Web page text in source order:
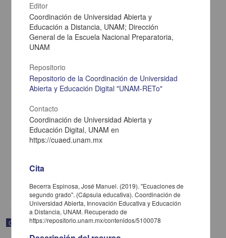
Sistemas de desigualdades
Becerra Espinosa, José Manuel - Coordinación de Universidad
Abierta y Educación a Distancia, UNAM; Dirección General de la
Multidisciplina
Objeto de aprendizaje
Editor
Coordinación de Universidad Abierta y
Educación a Distancia, UNAM; Dirección
General de la Escuela Nacional Preparatoria,
UNAM
Repositorio
Repositorio de la Coordinación de Universidad
Abierta y Educación Digital "UNAM-RETo"
Contacto
Coordinación de Universidad Abierta y
Educación Digital, UNAM en
https://cuaed.unam.mx
Cita
Becerra Espinosa, José Manuel. (2019). "Ecuaciones de
segundo grado". (Cápsula educativa). Coordinación de
Universidad Abierta, Innovación Educativa y Educación
a Distancia, UNAM. Recuperado de
https://repositorio.unam.mx/contenidos/5100078